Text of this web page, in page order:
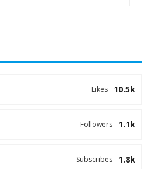
10.5k
Likes
1.1k
Followers
1.8k
Subscribes